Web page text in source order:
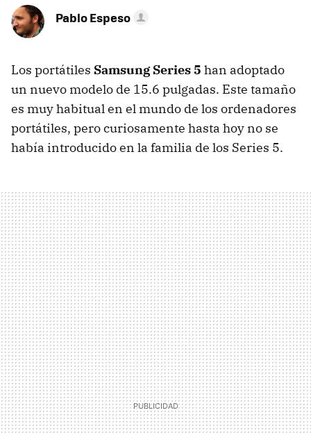
Pablo Espeso
Los portátiles Samsung Series 5 han adoptado
un nuevo modelo de 15.6 pulgadas. Este tamaño
es muy habitual en el mundo de los ordenadores
portátiles, pero curiosamente hasta hoy no se
había introducido en la familia de los Series 5.